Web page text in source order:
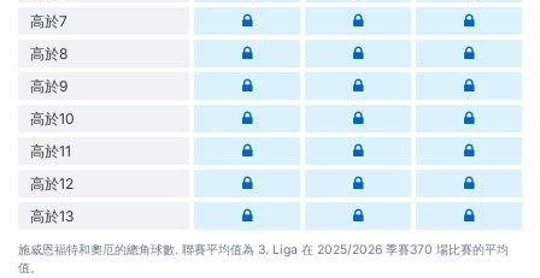
高於7
高於8
高於9
高於10
高於11
高於12
高於13
施威恩福特和奧厄的總角球數. 聯賽平均值為 3. Liga 在 2025/2026 季賽370 場比賽的平均
值。